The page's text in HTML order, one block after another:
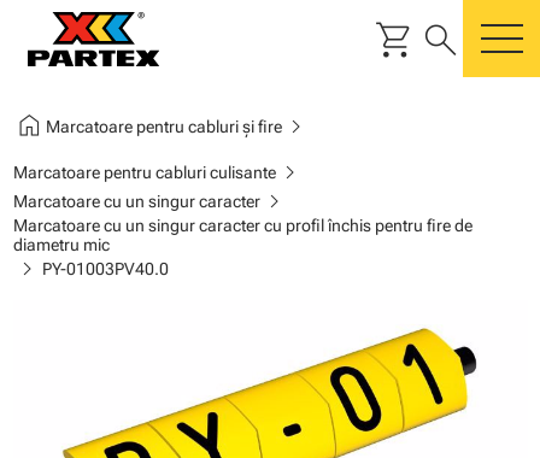
shopping_cart search
home Marcatoare pentru cabluri și firechevron_right
Marcatoare pentru cabluri culisantechevron_right
Marcatoare cu un singur caracterchevron_right
Marcatoare cu un singur caracter cu profil închis pentru fire de
diametru mic
chevron_right PY-01003PV40.0